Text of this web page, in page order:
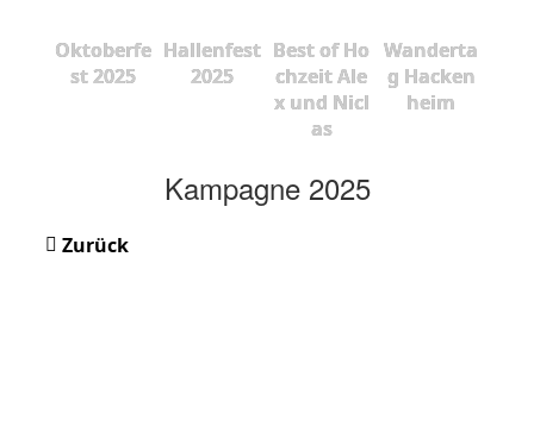
Oktoberfe
st 2025
Hallenfest
2025
Best of Ho
chzeit Ale
x und Nicl
as
Wanderta
g Hacken
heim
Kampagne 2025
Zurück